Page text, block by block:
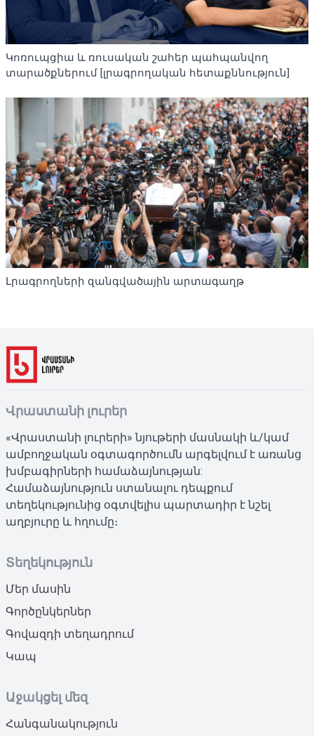
Կոռուպցիա և ռուսական շահեր պահպանվող
տարածքներում [լրագրողական հետաքննություն]
Լրագրողների զանգվածային արտագաղթ
Վրաստանի լուրեր
«Վրաստանի լուրերի» նյութերի մասնակի և/կամ
ամբողջական օգտագործումն արգելվում է առանց
խմբագիրների համաձայնության:
Համաձայնություն ստանալու դեպքում
տեղեկությունից օգտվելիս պարտադիր է նշել
աղբյուրը և հղումը։
Տեղեկություն
Մեր մասին
Գործընկերներ
Գովազդի տեղադրում
Կապ
Աջակցել մեզ
Հանգանակություն